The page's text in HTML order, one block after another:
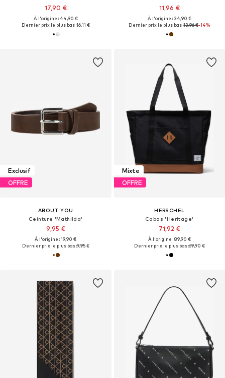
17,90 €
À l'origine : 44,90 €
Dernier prix le plus bas :16,11 €
11,96 €
À l'origine : 34,90 €
Dernier prix le plus bas :13,96 €-14%
Exclusif
OFFRE
ABOUT YOU
Ceinture 'Mathilda'
9,95 €
À l'origine : 19,90 €
Dernier prix le plus bas :9,95 €
Mixte
OFFRE
HERSCHEL
Cabas 'Heritage'
71,92 €
À l'origine : 89,90 €
Dernier prix le plus bas :69,90 €